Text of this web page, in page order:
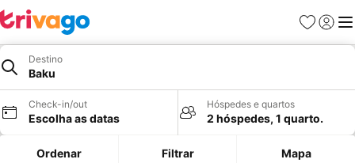
Favoritos
Iniciar
Destino
Baku
Check-in/out
Escolha as datas
Hóspedes e quartos
2 hóspedes, 1 quarto.
Ordenar Filtrar Mapa